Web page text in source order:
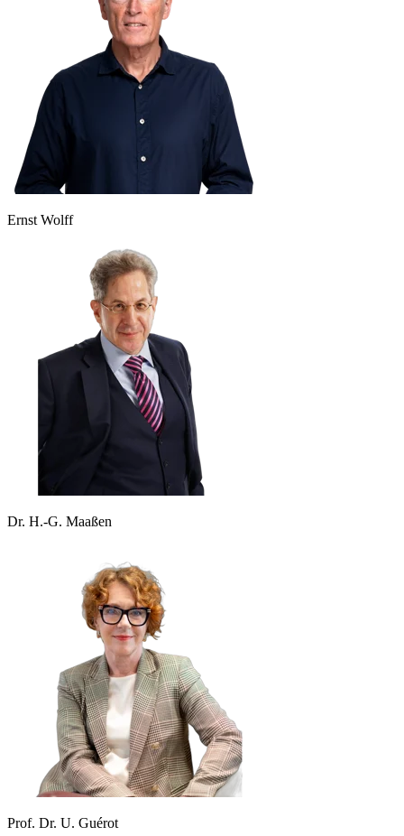
Ernst Wolff
Dr. H.-G. Maaßen
Prof. Dr. U. Guérot